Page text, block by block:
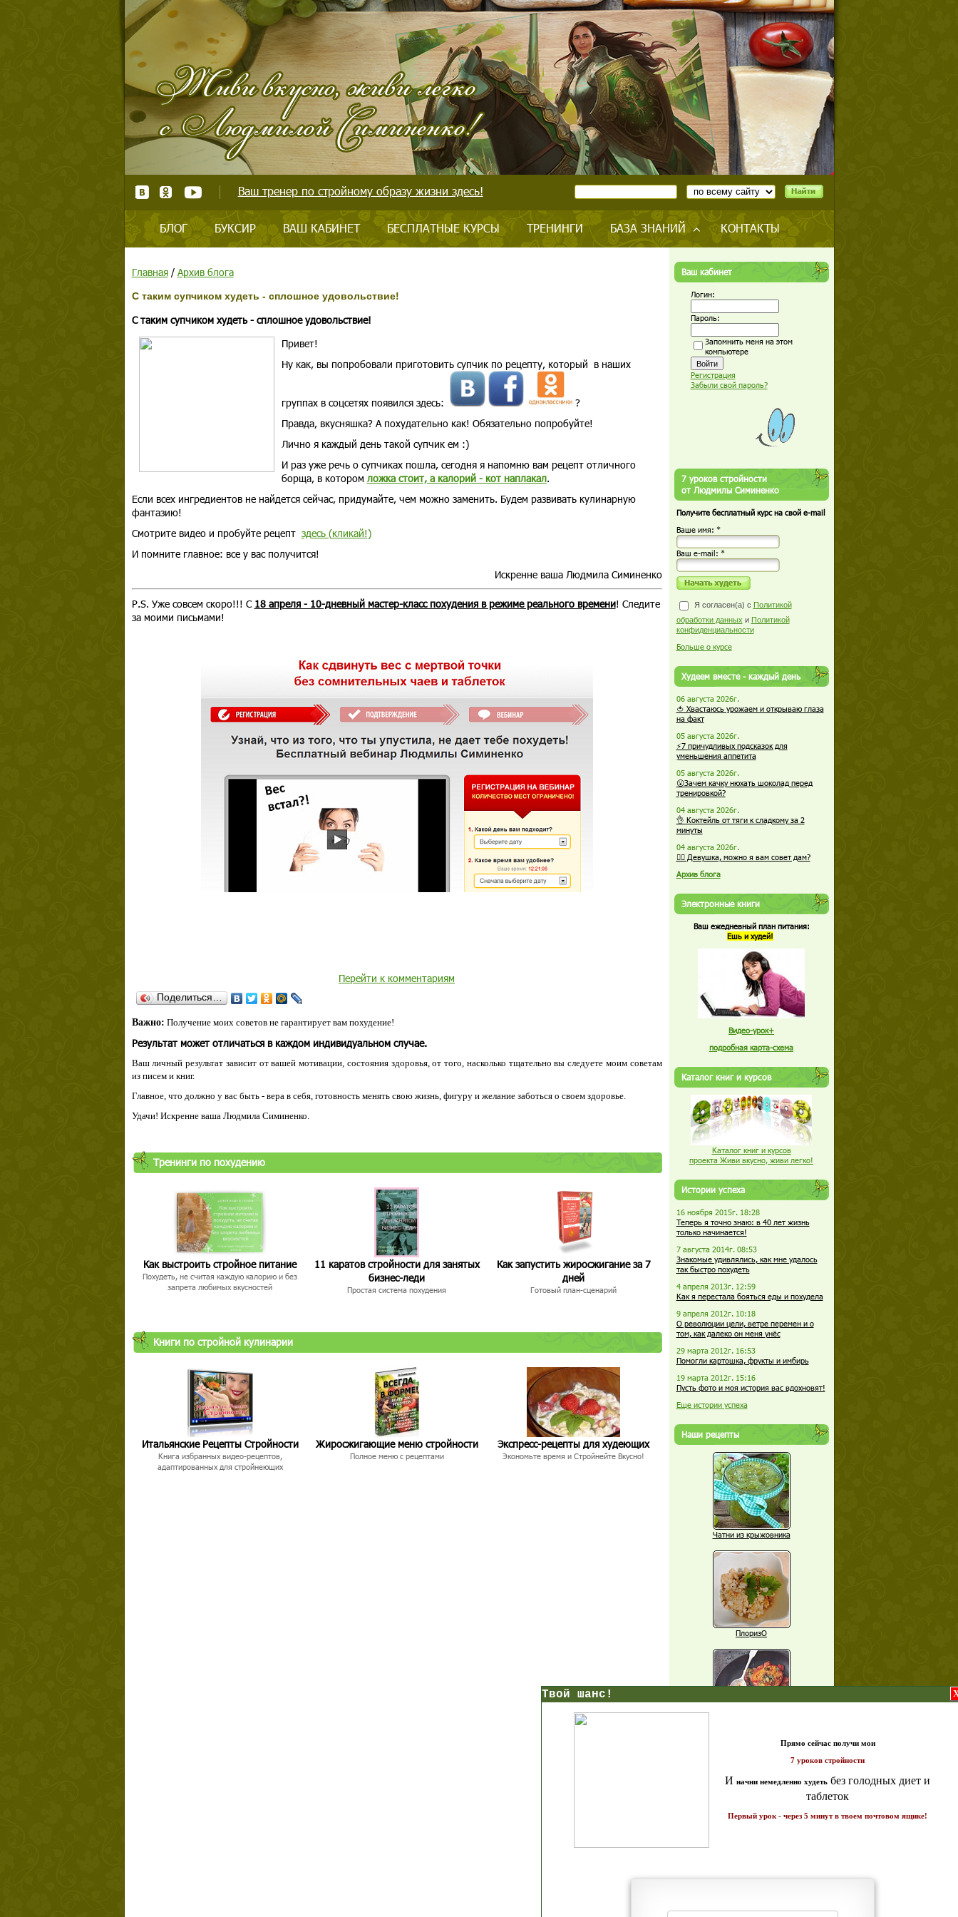
Ваш тренер по стройному образу жизни здесь!
БЛОГ БУКСИР ВАШ КАБИНЕТ БЕСПЛАТНЫЕ КУРСЫ ТРЕНИНГИ БАЗА ЗНАНИЙ КОНТАКТЫ
Главная/ Архив блога
С таким супчиком худеть - сплошное удовольствие!
С таким супчиком худеть - сплошное удовольствие!
Привет!
Ну как, вы попробовали приготовить супчик по рецепту, который в наших
группах в соцсетях появился здесь:
?
Правда, вкусняшка? А похудательно как! Обязательно попробуйте!
Лично я каждый день такой супчик ем :)
И раз уже речь о супчиках пошла, сегодня я напомню вам рецепт отличного
борща, в котором ложка стоит, а калорий - кот наплакал.
Если всех ингредиентов не найдется сейчас, придумайте, чем можно заменить. Будем развивать кулинарную
фантазию!
Смотрите видео и пробуйте рецепт здесь (кликай!)
И помните главное: все у вас получится!
Искренне ваша Людмила Симиненко
P.S. Уже совсем скоро!!! С 18 апреля - 10-дневный мастер-класс похудения в режиме реального времени! Следите
за моими письмами!
Перейти к комментариям
Поделиться…
Важно: Получение моих советов не гарантирует вам похудение!
Результат может отличаться в каждом индивидуальном случае.
Ваш личный результат зависит от вашей мотивации, состояния здоровья, от того, насколько тщательно вы следуете моим советам
из писем и книг.
Главное, что должно у вас быть - вера в себя, готовность менять свою жизнь, фигуру и желание заботься о своем здоровье.
Удачи! Искренне ваша Людмила Симиненко.
Тренинги по похудению
Как выстроить стройное питание
Похудеть, не считая каждую калорию и без
запрета любимых вкусностей
11 каратов стройности для занятых
бизнес-леди
Простая система похудения
Как запустить жиросжигание за 7
дней
Готовый план-сценарий
Книги по стройной кулинарии
Итальянские Рецепты Стройности
Книга избранных видео-рецептов,
адаптированных для стройнеющих
Жиросжигающие меню стройности
Полное меню с рецептами
Экспресс-рецепты для худеющих
Экономьте время и Стройнейте Вкусно!
Ваш кабинет
Логин:
Пароль:
Запомнить меня на этом
компьютере
Регистрация
Забыли свой пароль?
7 уроков стройности
от Людмилы Симиненко
Получите бесплатный курс на свой e-mail
Ваше имя: *
Ваш е-mail: *
Я согласен(а) с Политикой
обработки данных и Политикой
конфиденциальности
Больше о курсе
Худеем вместе - каждый день
06 августа 2026г.
🍅 Хвастаюсь урожаем и открываю глаза
на факт
05 августа 2026г.
⚡7 причудливых подсказок для
уменьшения аппетита
05 августа 2026г.
😮Зачем качку нюхать шоколад перед
тренировкой?
04 августа 2026г.
👌 Коктейль от тяги к сладкому за 2
минуты
04 августа 2026г.
🏋️‍♀️ Девушка, можно я вам совет дам?
Архив блога
Электронные книги
Ваш ежедневный план питания:
Ешь и худей!
Видео-урок+
подробная карта-схема
Каталог книг и курсов
Каталог книг и курсов
проекта Живи вкусно, живи легко!
Истории успеха
16 ноября 2015г. 18:28
Теперь я точно знаю: в 40 лет жизнь
только начинается!
7 августа 2014г. 08:53
Знакомые удивлялись, как мне удалось
так быстро похудеть
4 апреля 2013г. 12:59
Как я перестала бояться еды и похудела
9 апреля 2012г. 10:18
О революции цели, ветре перемен и о
том, как далеко он меня унёс
29 марта 2012г. 16:53
Помогли картошка, фрукты и имбирь
19 марта 2012г. 15:16
Пусть фото и моя история вас вдохновят!
Еще истории успеха
Наши рецепты
Чатни из крыжовника
ПлоризО
Еще рецепты
середине дня?